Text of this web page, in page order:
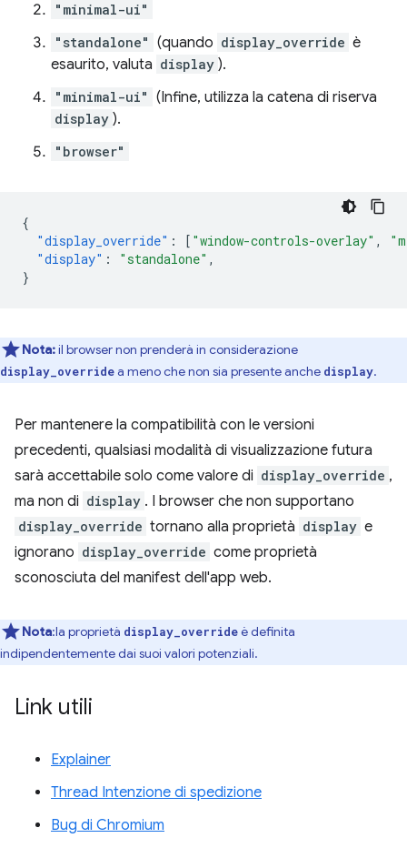
"minimal-ui"
"standalone" (quando display_override è
esaurito, valuta display ).
"minimal-ui" (Infine, utilizza la catena di riserva
display ).
"browser"
{
"display_override" : [ "window-controls-overlay" ,
"display" : "standalone" ,
}
Nota:il browser non prenderà in considerazione
display_overridea meno che non sia presente anche display.
Per mantenere la compatibilità con le versioni
precedenti, qualsiasi modalità di visualizzazione futura
sarà accettabile solo come valore di display_override ,
ma non di display . I browser che non supportano
display_override tornano alla proprietà display e
ignorano display_override come proprietà
sconosciuta del manifest dell'app web.
Nota:la proprietà display_overrideè definita
indipendentemente dai suoi valori potenziali.
Link utili
Explainer
Thread Intenzione di spedizione
Bug di Chromium